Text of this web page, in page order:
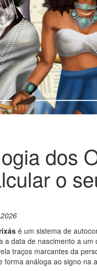
dos
o
é um sistema de
a data de nascimento a um
traços marcantes da
forma análoga ao signo na